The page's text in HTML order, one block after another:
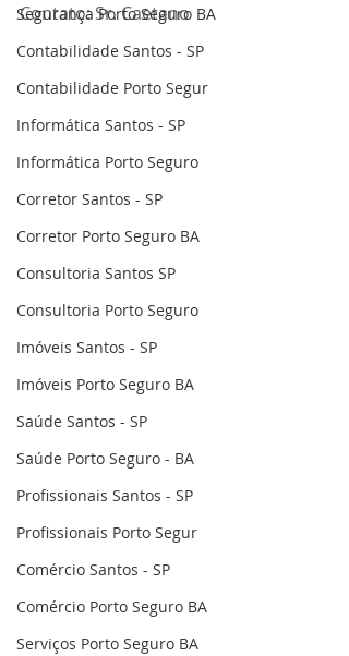
Segurança Porto Seguro BA
Contabilidade Santos - SP
Contabilidade Porto Segur
Informática Santos - SP
Informática Porto Seguro
Corretor Santos - SP
Corretor Porto Seguro BA
Consultoria Santos SP
Consultoria Porto Seguro
Imóveis Santos - SP
Imóveis Porto Seguro BA
Saúde Santos - SP
Saúde Porto Seguro - BA
Profissionais Santos - SP
Profissionais Porto Segur
Comércio Santos - SP
Comércio Porto Seguro BA
Serviços Porto Seguro BA
Contato: Sr. Caetano